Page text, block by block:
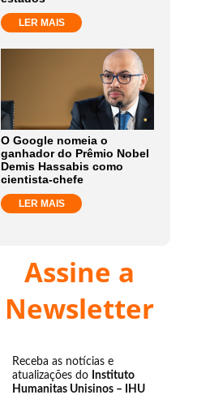
LER MAIS
O Google nomeia o
ganhador do Prêmio Nobel
Demis Hassabis como
cientista-chefe
LER MAIS
Assine a
Newsletter
Receba as notícias e
atualizações do Instituto
Humanitas Unisinos – IHU